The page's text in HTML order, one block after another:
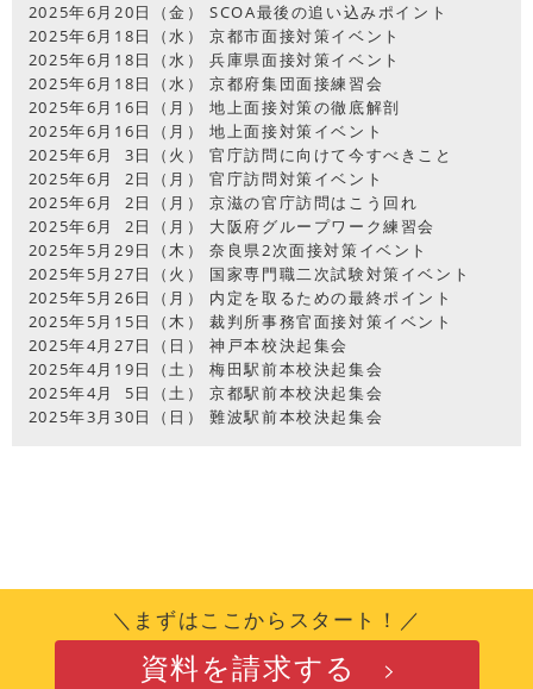
2025年6月20日（金） SCOA最後の追い込みポイント
2025年6月18日（水） 京都市面接対策イベント
2025年6月18日（水） 兵庫県面接対策イベント
2025年6月18日（水） 京都府集団面接練習会
2025年6月16日（月） 地上面接対策の徹底解剖
2025年6月16日（月） 地上面接対策イベント
2025年6月 3日（火） 官庁訪問に向けて今すべきこと
2025年6月 2日（月） 官庁訪問対策イベント
2025年6月 2日（月） 京滋の官庁訪問はこう回れ
2025年6月 2日（月） 大阪府グループワーク練習会
2025年5月29日（木） 奈良県2次面接対策イベント
2025年5月27日（火） 国家専門職二次試験対策イベント
2025年5月26日（月） 内定を取るための最終ポイント
2025年5月15日（木） 裁判所事務官面接対策イベント
2025年4月27日（日） 神戸本校決起集会
2025年4月19日（土） 梅田駅前本校決起集会
2025年4月 5日（土） 京都駅前本校決起集会
2025年3月30日（日） 難波駅前本校決起集会
＼まずはここからスタート！／
資料を請求する